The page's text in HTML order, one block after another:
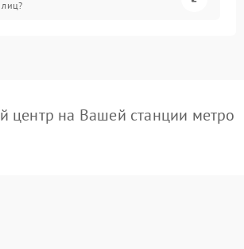
центр на Вашей станции метро